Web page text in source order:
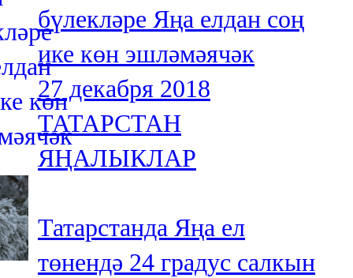
бүлекләре Яңа елдан соң
ике көн эшләмәячәк
27 декабря 2018
ТАТАРСТАН
ЯҢАЛЫКЛАР
Татарстанда Яңа ел
төнендә 24 градус салкын